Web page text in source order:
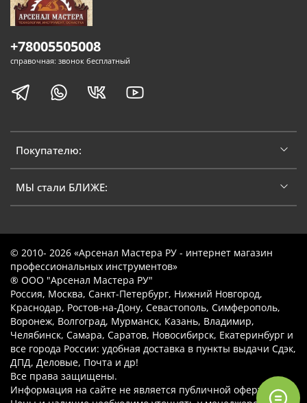
Покупателю:
МЫ стали БЛИЖЕ:
+78005505008
справочная: звонок бесплатный
© 2010- 2026 «Арсенал Мастера РУ - интернет магазин
профессиональных инструментов»
® ООО "Арсенал Мастера РУ"
Россия, Москва, Санкт-Петербург, Нижний Новгород,
Краснодар, Ростов-на-Дону, Севастополь, Симферополь,
Воронеж, Волгоград, Мурманск, Казань, Владимир,
Челябинск, Самара, Саратов, Новосибирск, Екатеринбург и
все города России: удобная доставка в пункты выдачи Сдэк,
ДПД, Деловые, Почта и др!
Все права защищены.
Информация на сайте не является публичной офертой.